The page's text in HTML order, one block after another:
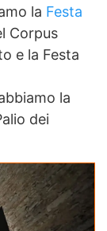
la Festa
Corpus
e la Festa
la
dei